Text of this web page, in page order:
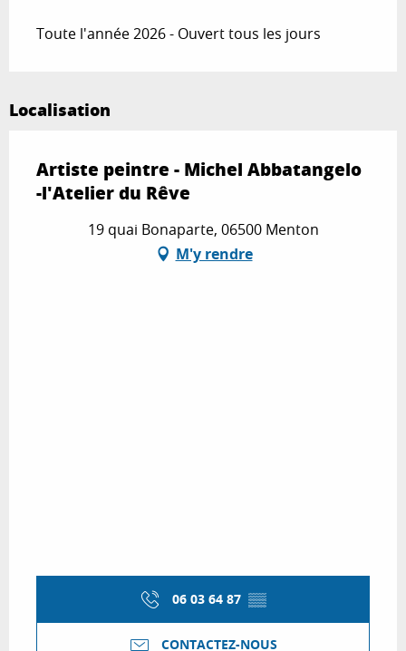
Toute l'année 2026 - Ouvert tous les jours
Localisation
Artiste peintre - Michel Abbatangelo
-l'Atelier du Rêve
19 quai Bonaparte, 06500 Menton
M'y rendre
06 03 64 87 ▒▒
CONTACTEZ-NOUS